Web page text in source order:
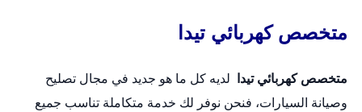
متخصص كهربائي تيدا
متخصص كهربائي تيدا
لديه كل ما هو جديد في مجال تصليح
وصيانة السيارات، فنحن نوفر لك خدمة متكاملة تناسب جميع